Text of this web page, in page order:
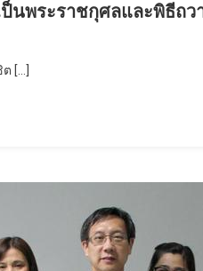
พระราชกุศลและพิธีถว
[…]